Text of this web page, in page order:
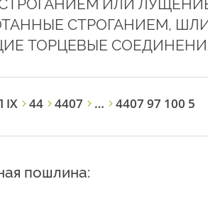
ИЛИ
СТРОГАНИЕМ,
ТОРЦЕВЫЕ
IX 44 4407 … 4407 97 100 5
пошлина: